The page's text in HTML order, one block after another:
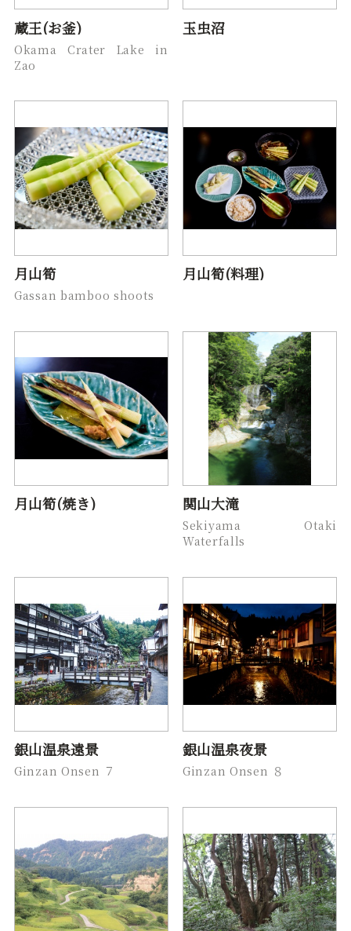
蔵王(お釜)
Okama Crater Lake in
Zao
玉虫沼
月山筍
Gassan bamboo shoots
月山筍(料理)
月山筍(焼き) 関山大滝
Sekiyama Otaki
Waterfalls
銀山温泉遠景
Ginzan Onsen ７
銀山温泉夜景
Ginzan Onsen ８